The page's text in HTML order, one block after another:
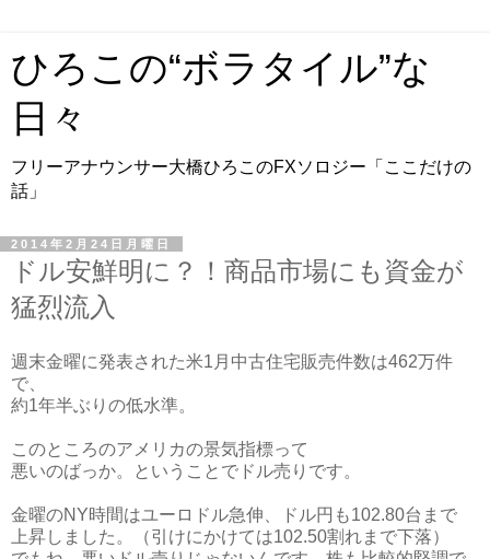
ひろこの“ボラタイル”な
日々
フリーアナウンサー大橋ひろこのFXソロジー「ここだけの
話」
2014年2月24日月曜日
ドル安鮮明に？！商品市場にも資金が
猛烈流入
週末金曜に発表された米1月中古住宅販売件数は462万件
で、
約1年半ぶりの低水準。
このところのアメリカの景気指標って
悪いのばっか。ということでドル売りです。
金曜のNY時間はユーロドル急伸、ドル円も102.80台まで
上昇しました。（引けにかけては102.50割れまで下落）